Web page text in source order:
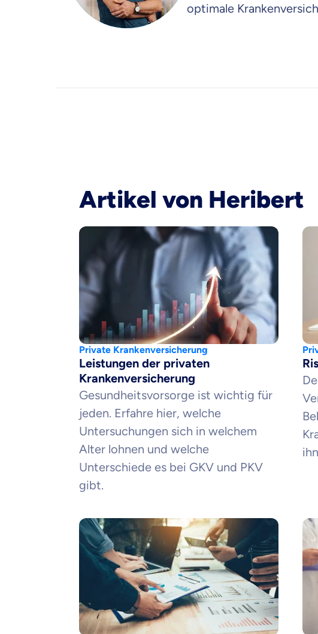
optimale
Artikel von Heribert
Private Krankenversicherung
Leistungen der privaten
Krankenversicherung
Gesundheitsvorsorge ist wichtig für
jeden. Erfahre hier, welche
Untersuchungen sich in welchem
Alter lohnen und welche
Unterschiede es bei GKV und PKV
gibt.
Weil es uns
dich gut beraten
Objektive und faire Beratung
Wir möchten, dass du dich aus
Vergleich mit anderen Tarifen